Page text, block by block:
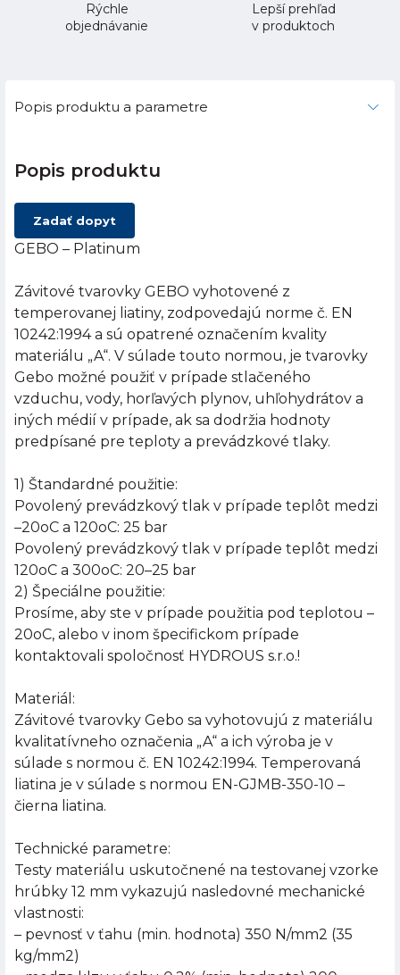
Rýchle
objednávanie
Lepší prehľad
v produktoch
Popis produktu a parametre
Popis produktu
Zadať dopyt
GEBO – Platinum
Závitové tvarovky GEBO vyhotovené z
temperovanej liatiny, zodpovedajú norme č. EN
10242:1994 a sú opatrené označením kvality
materiálu „A“. V súlade touto normou, je tvarovky
Gebo možné použiť v prípade stlačeného
vzduchu, vody, horľavých plynov, uhľohydrátov a
iných médií v prípade, ak sa dodržia hodnoty
predpísané pre teploty a prevádzkové tlaky.
1) Štandardné použitie:
Povolený prevádzkový tlak v prípade teplôt medzi
–20oC a 120oC: 25 bar
Povolený prevádzkový tlak v prípade teplôt medzi
120oC a 300oC: 20–25 bar
2) Špeciálne použitie:
Prosíme, aby ste v prípade použitia pod teplotou –
20oC, alebo v inom špecifickom prípade
kontaktovali spoločnosť HYDROUS s.r.o.!
Materiál:
Závitové tvarovky Gebo sa vyhotovujú z materiálu
kvalitatívneho označenia „A“ a ich výroba je v
súlade s normou č. EN 10242:1994. Temperovaná
liatina je v súlade s normou EN-GJMB-350-10 –
čierna liatina.
Technické parametre:
Testy materiálu uskutočnené na testovanej vzorke
hrúbky 12 mm vykazujú nasledovné mechanické
vlastnosti:
– pevnosť v ťahu (min. hodnota) 350 N/mm2 (35
kg/mm2)